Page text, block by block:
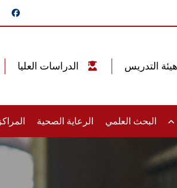
البحث العلمي الرعاية الصحية